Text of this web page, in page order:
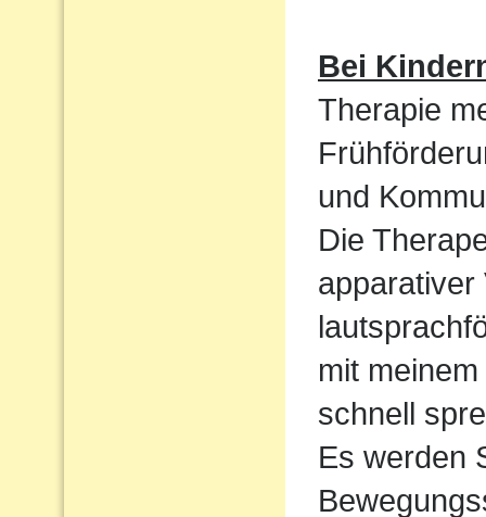
Bei
Therapie
und
Die
apparativer
mit
schnell
Es werden